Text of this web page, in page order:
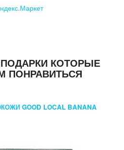
КОТОРЫЕ
ПОНРАВИТЬСЯ
GOOD LOCAL BANANA